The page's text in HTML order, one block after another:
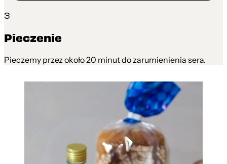
3
Pieczenie
Pieczemy przez około 20 minut do zarumienienia sera.